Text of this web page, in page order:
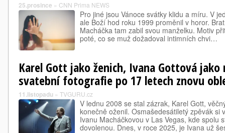
25.prosince » CNN Prima NEWS
Pro jiné jsou Vánoce svátky klidu a míru. V
ale Boží hod roku 1999 proměnil v horor.
Macháčka tam zabil svou manželku. Motiv
poté, co se muž dožadoval intimních chvi…
Karel Gott jako ženich, Ivana Gottová jako
svatební fotografie po 17 letech znovu
11.listopadu » TVGURU.cz
V lednu 2008 se stal zázrak, Karel Gott,
konečně oženil. Osmašedesátiletý zpěvák si
Ivanu Macháčkovou v Las Vegas, kde spolu
dovolenou. Dnes, v roce 2025, je Ivana už